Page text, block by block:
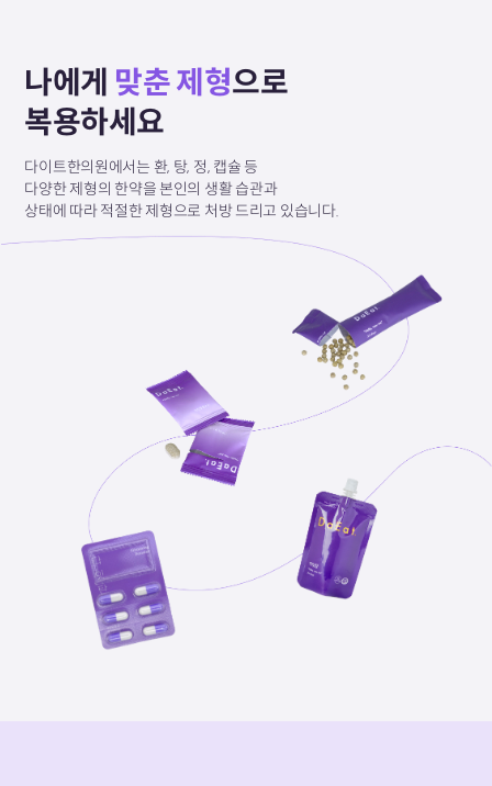
나에게 맞춘 제형으로
복용하세요
다이트한의원에서는 환, 탕, 정, 캡슐 등
다양한 제형의 한약을 본인의 생활 습관과
상태에 따라적절한 제형으로 처방 드리고 있습니다.